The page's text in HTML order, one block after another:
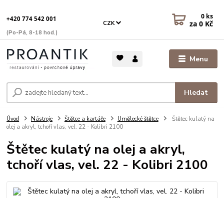
Menu
CZK
Hledat
+420 774 542 001
(Po-Pá, 8-18 hod.)
0 ks
za 0 Kč
Úvod Nástroje Štětce a kartáče Umělecké štětce
Štětec kulatý na
olej a akryl, tchoří vlas, vel. 22 - Kolibri 2100
Štětec kulatý na olej a akryl,
tchoří vlas, vel. 22 - Kolibri 2100